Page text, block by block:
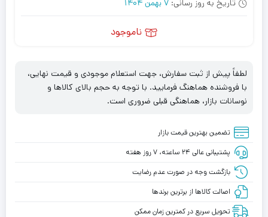
تاریخ به روز رسانی: 7 بهمن 1404
ناموجود
لطفاً پیش از ثبت سفارش، جهت استعلام موجودی و قیمت نهایی،
با فروشنده هماهنگ فرمایید. با توجه به حجم بالای کالاها و
نوسانات بازار، هماهنگی قبلی ضروری است.
تضمین بهترین قیمت بازار
پشتیبانی عالی ۲۴ ساعته، ۷ روز هفته
بازگشت وجه در صورت عدم رضایت
اصالت کالاها از برترین برندها
تحویل سریع در کمترین زمان ممکن